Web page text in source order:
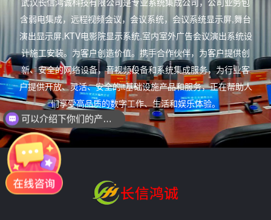
含弱电集成，远程视频会议，会议系统，会议系统显示屏,舞台
演出显示屏,KTV电影院显示系统,室内室外广告会议演出系统设
计施工安装。为客户创造价值。携手合作伙伴，为客户提供创
新、安全的网络设备，音视频设备和系统集成服务，为行业客
户提供开放、灵活、安全的it基础设施产品和服务，正在帮助人
们享受高品质的数字工作、生活和娱乐体验。
可以介绍下你们的产品么？